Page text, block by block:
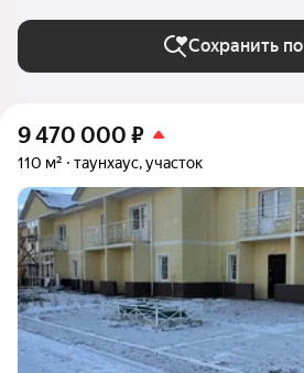
Санкт-Петербурге и ЛО
Сохранить
9 470 000 ₽
110 м² таунхаус, участок